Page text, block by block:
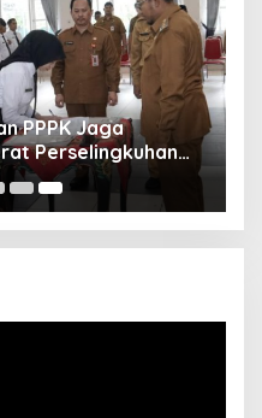
PPPK Jaga
Perselingkuhan